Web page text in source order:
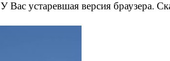
У Вас устаревшая версия браузера.